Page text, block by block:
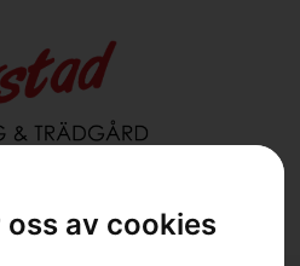
av cookies